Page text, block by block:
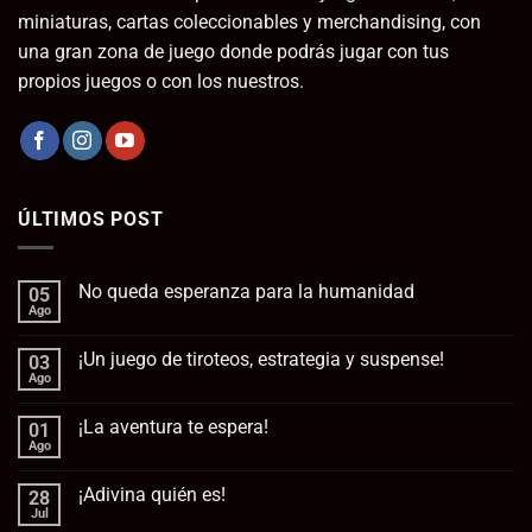
miniaturas, cartas coleccionables y merchandising, con
una gran zona de juego donde podrás jugar con tus
propios juegos o con los nuestros.
ÚLTIMOS POST
05
Ago
No queda esperanza para la humanidad
en
para
la
03
Ago
¡Un juego de tiroteos, estrategia y suspense!
en
tiroteos,
estrategia
01
Ago
¡La aventura te espera!
en
28
Jul
¡Adivina quién es!